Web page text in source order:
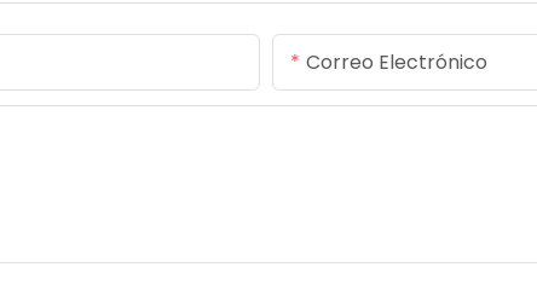
Correo Electrónico